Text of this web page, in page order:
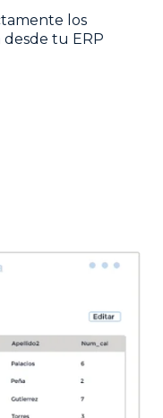
los
desde tu ERP